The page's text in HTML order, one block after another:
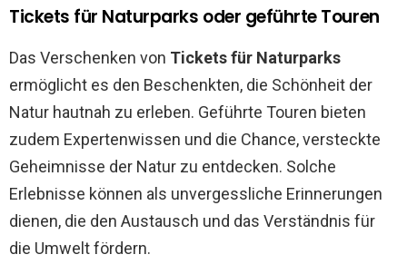
Tickets für Naturparks oder geführte Touren
Das Verschenken von Tickets für Naturparks
ermöglicht es den Beschenkten, die Schönheit der
Natur hautnah zu erleben. Geführte Touren bieten
zudem Expertenwissen und die Chance, versteckte
Geheimnisse der Natur zu entdecken. Solche
Erlebnisse können als unvergessliche Erinnerungen
dienen, die den Austausch und das Verständnis für
die Umwelt fördern.